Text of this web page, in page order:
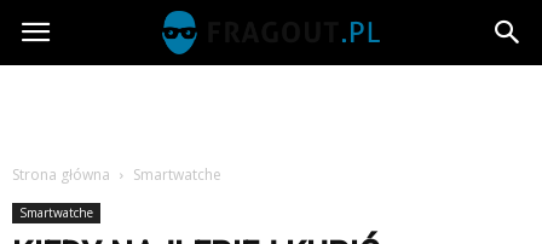
Fragout.pl
Strona główna Smartwatche
Smartwatche